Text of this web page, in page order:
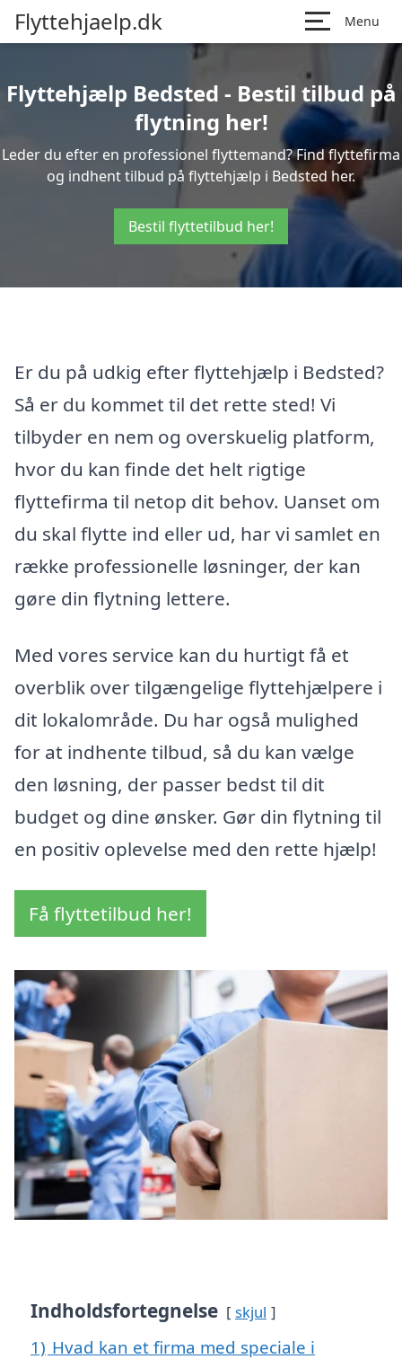
Flyttehjaelp.dk Menu
Flyttehjælp Bedsted - Bestil tilbud på
flytning her!
Leder du efter en professionel flyttemand? Find flyttefirma
og indhent tilbud på flyttehjælp i Bedsted her.
Bestil flyttetilbud her!
Er du på udkig efter flyttehjælp i Bedsted?
Så er du kommet til det rette sted! Vi
tilbyder en nem og overskuelig platform,
hvor du kan finde det helt rigtige
flyttefirma til netop dit behov. Uanset om
du skal flytte ind eller ud, har vi samlet en
række professionelle løsninger, der kan
gøre din flytning lettere.
Med vores service kan du hurtigt få et
overblik over tilgængelige flyttehjælpere i
dit lokalområde. Du har også mulighed
for at indhente tilbud, så du kan vælge
den løsning, der passer bedst til dit
budget og dine ønsker. Gør din flytning til
en positiv oplevelse med den rette hjælp!
Få flyttetilbud her!
Indholdsfortegnelse skjul
1) Hvad kan et firma med speciale i